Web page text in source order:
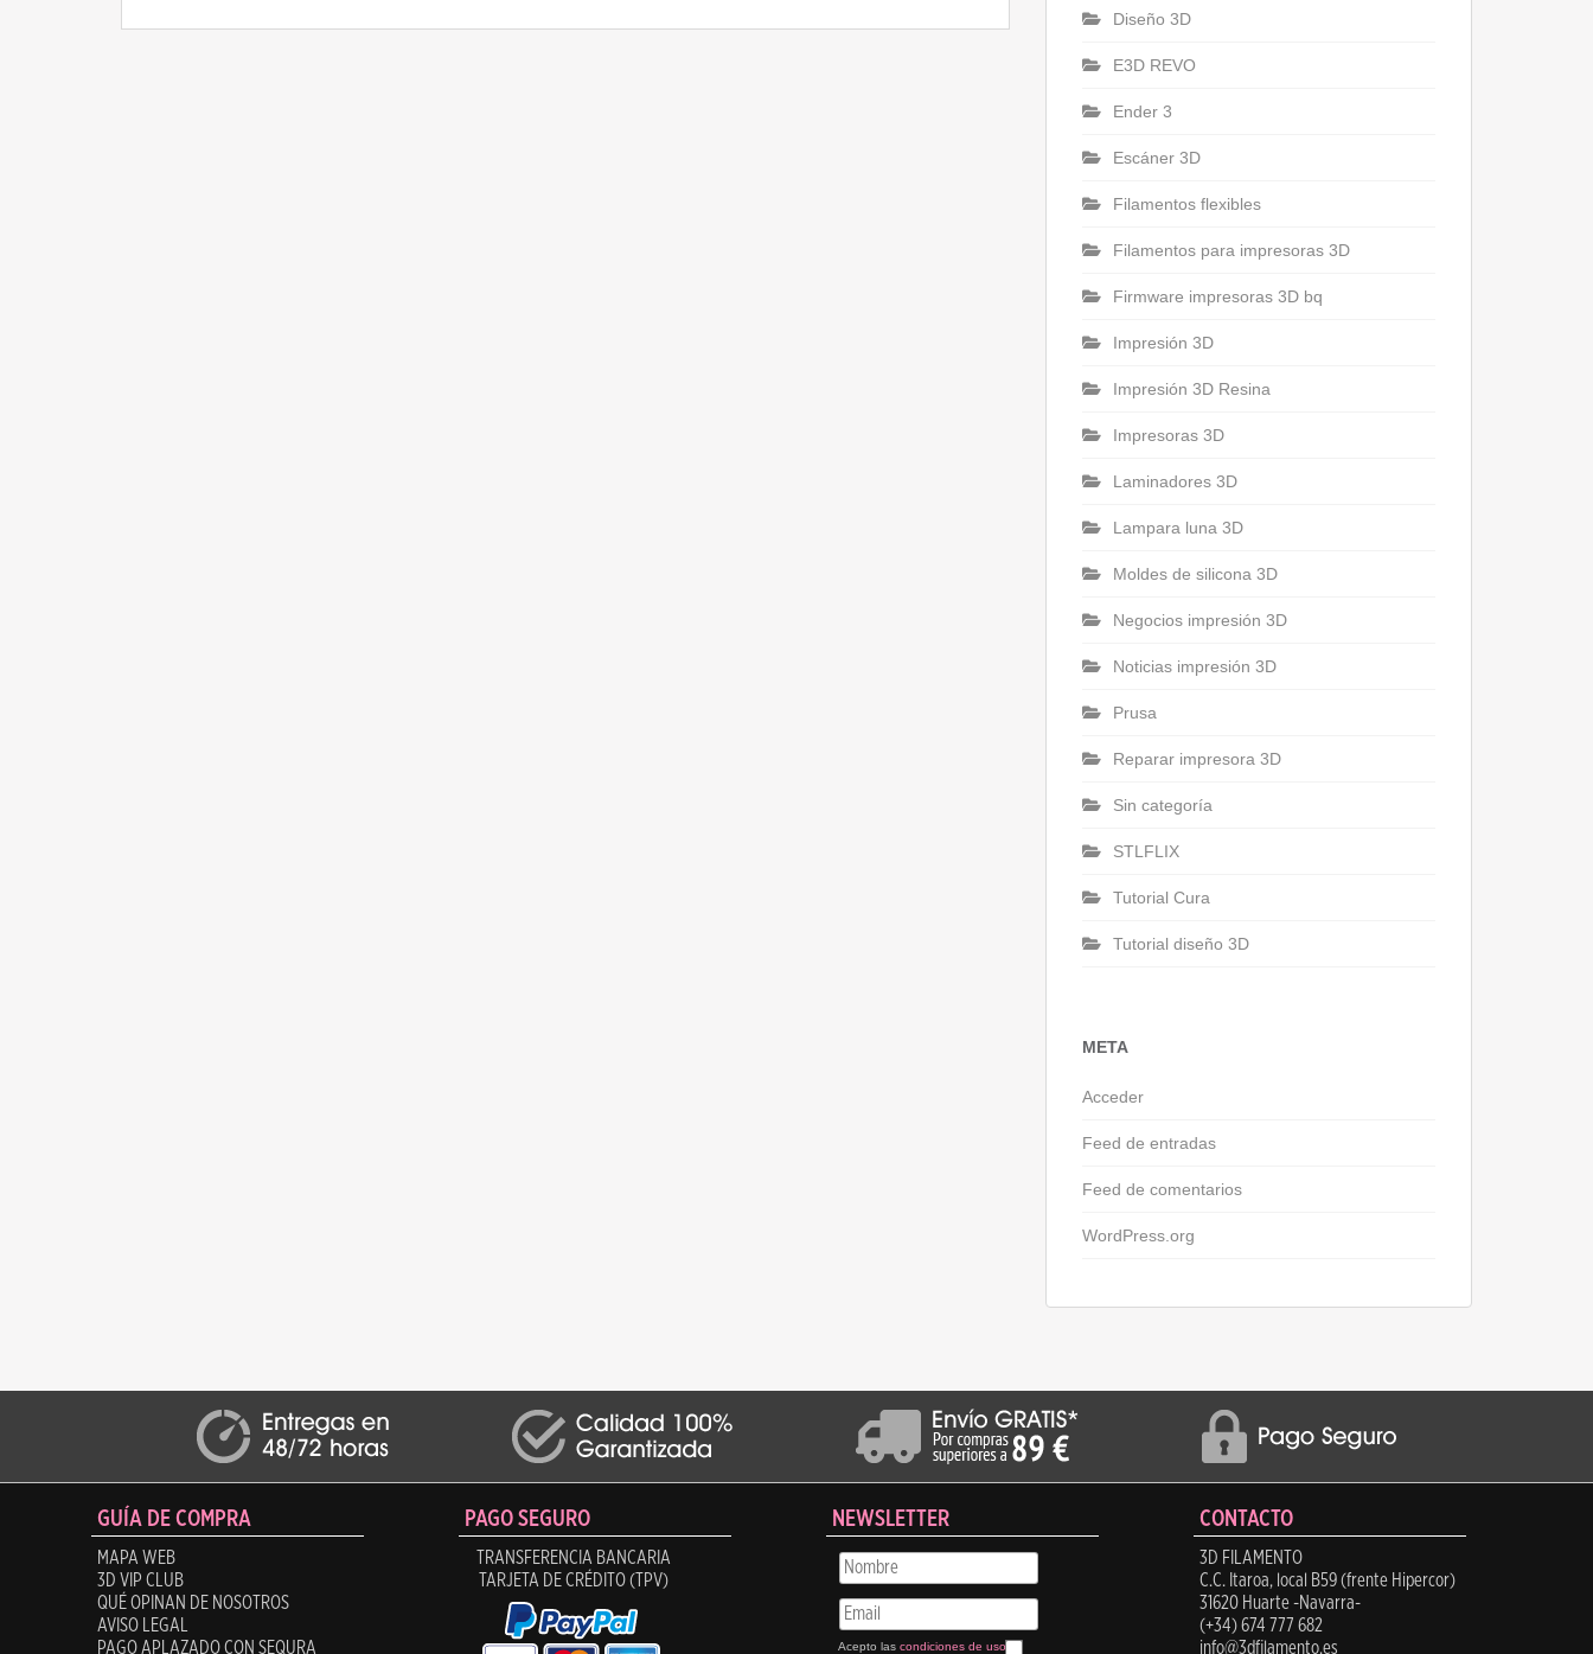
Diseño 3D
E3D REVO
Ender 3
Escáner 3D
Filamentos flexibles
Filamentos para impresoras 3D
Firmware impresoras 3D bq
Impresión 3D
Impresión 3D Resina
Impresoras 3D
Laminadores 3D
Lampara luna 3D
Moldes de silicona 3D
Negocios impresión 3D
Noticias impresión 3D
Prusa
Reparar impresora 3D
Sin categoría
STLFLIX
Tutorial Cura
Tutorial diseño 3D
META
Acceder
Feed de entradas
Feed de comentarios
WordPress.org
GUÍA DE COMPRA
MAPA WEB
3D VIP CLUB
QUÉ OPINAN DE NOSOTROS
AVISO LEGAL
PAGO APLAZADO CON SEQURA
PAGO SEGURO
TRANSFERENCIA BANCARIA
TARJETA DE CRÉDITO (TPV)
NEWSLETTER
Acepto las condiciones de uso
CONTACTO
3D FILAMENTO
C.C. Itaroa, local B59 (frente Hipercor)
31620 Huarte -Navarra-
(+34) 674 777 682
info@3dfilamento.es